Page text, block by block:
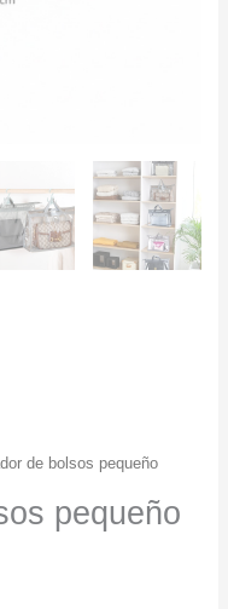
de bolsos pequeño
pequeño